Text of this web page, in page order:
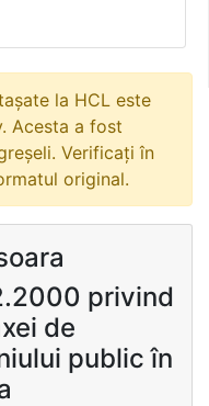
la HCL este
Acesta a fost
Verificați în
original.
privind
de
public în